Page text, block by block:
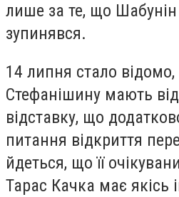
лише за те, що Шабунін
зупинявся.
14 липня стало
Стефанішину мають
відставку, що
питання відкриття
йдеться, що її
Тарас Качка має якісь